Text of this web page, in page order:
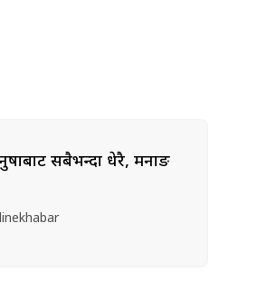
सबैभन्दा धेरै, मनाङ